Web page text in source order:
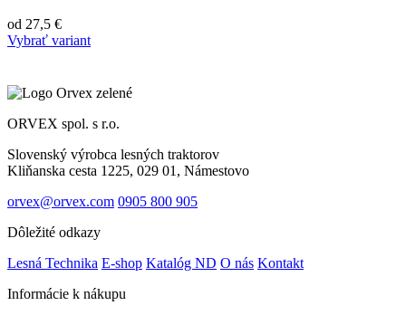
od 27,5 €
Vybrať variant
ORVEX spol. s r.o.
Slovenský výrobca lesných traktorov
Kliňanska cesta 1225, 029 01, Námestovo
orvex@orvex.com 0905 800 905
Dôležité odkazy
Lesná Technika E-shop Katalóg ND O nás Kontakt
Informácie k nákupu